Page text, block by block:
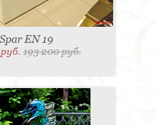
EN 19
руб.193 200 руб.